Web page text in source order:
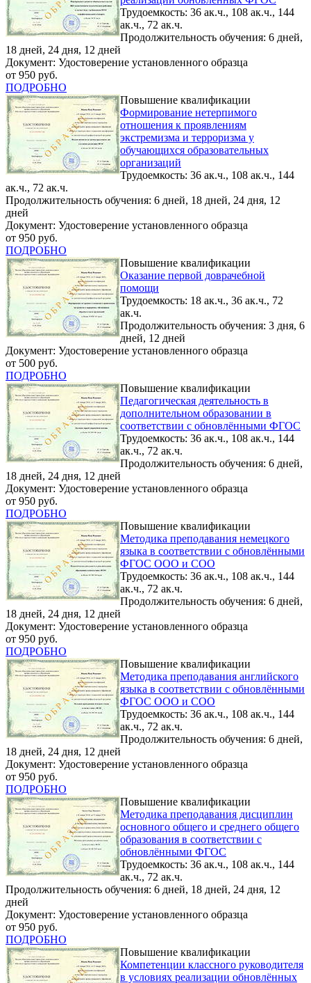
Трудоемкость: 36 ак.ч., 108 ак.ч., 144
ак.ч., 72 ак.ч.
Продолжительность обучения: 6 дней,
18 дней, 24 дня, 12 дней
Документ: Удостоверение установленного образца
от 950 руб.
ПОДРОБНО
Повышение квалификации
Формирование нетерпимого
отношения к проявлениям
экстремизма и терроризма у
обучающихся образовательных
организаций
Трудоемкость: 36 ак.ч., 108 ак.ч., 144
ак.ч., 72 ак.ч.
Продолжительность обучения: 6 дней, 18 дней, 24 дня, 12
дней
Документ: Удостоверение установленного образца
от 950 руб.
ПОДРОБНО
Повышение квалификации
Оказание первой доврачебной
помощи
Трудоемкость: 18 ак.ч., 36 ак.ч., 72
ак.ч.
Продолжительность обучения: 3 дня, 6
дней, 12 дней
Документ: Удостоверение установленного образца
от 500 руб.
ПОДРОБНО
Повышение квалификации
Педагогическая деятельность в
дополнительном образовании в
соответствии с обновлёнными ФГОС
Трудоемкость: 36 ак.ч., 108 ак.ч., 144
ак.ч., 72 ак.ч.
Продолжительность обучения: 6 дней,
18 дней, 24 дня, 12 дней
Документ: Удостоверение установленного образца
от 950 руб.
ПОДРОБНО
Повышение квалификации
Методика преподавания немецкого
языка в соответствии с обновлёнными
ФГОС ООО и СОО
Трудоемкость: 36 ак.ч., 108 ак.ч., 144
ак.ч., 72 ак.ч.
Продолжительность обучения: 6 дней,
18 дней, 24 дня, 12 дней
Документ: Удостоверение установленного образца
от 950 руб.
ПОДРОБНО
Повышение квалификации
Методика преподавания английского
языка в соответствии с обновлёнными
ФГОС ООО и СОО
Трудоемкость: 36 ак.ч., 108 ак.ч., 144
ак.ч., 72 ак.ч.
Продолжительность обучения: 6 дней,
18 дней, 24 дня, 12 дней
Документ: Удостоверение установленного образца
от 950 руб.
ПОДРОБНО
Повышение квалификации
Методика преподавания дисциплин
основного общего и среднего общего
образования в соответствии с
обновлёнными ФГОС
Трудоемкость: 36 ак.ч., 108 ак.ч., 144
ак.ч., 72 ак.ч.
Продолжительность обучения: 6 дней, 18 дней, 24 дня, 12
дней
Документ: Удостоверение установленного образца
от 950 руб.
ПОДРОБНО
Повышение квалификации
Компетенции классного руководителя
в условиях реализации обновлённых